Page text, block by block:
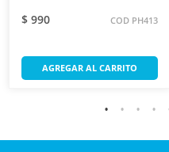
$ 990 COD PH413
AGREGAR AL CARRITO